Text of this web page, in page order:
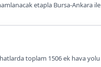
etapla Bursa-Ankara ile
toplam 1506 ek hava yolu